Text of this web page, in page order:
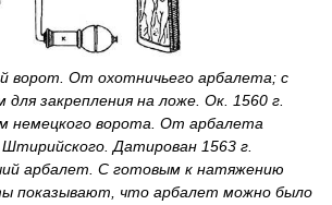
ворот. От охотничьего арбалета; с
для закрепления на ложе. Ок. 1560 г.
немецкого ворота. От арбалета
Штирийского. Датирован 1563 г.
арбалет. С готовым к натяжению
показывают, что арбалет можно было